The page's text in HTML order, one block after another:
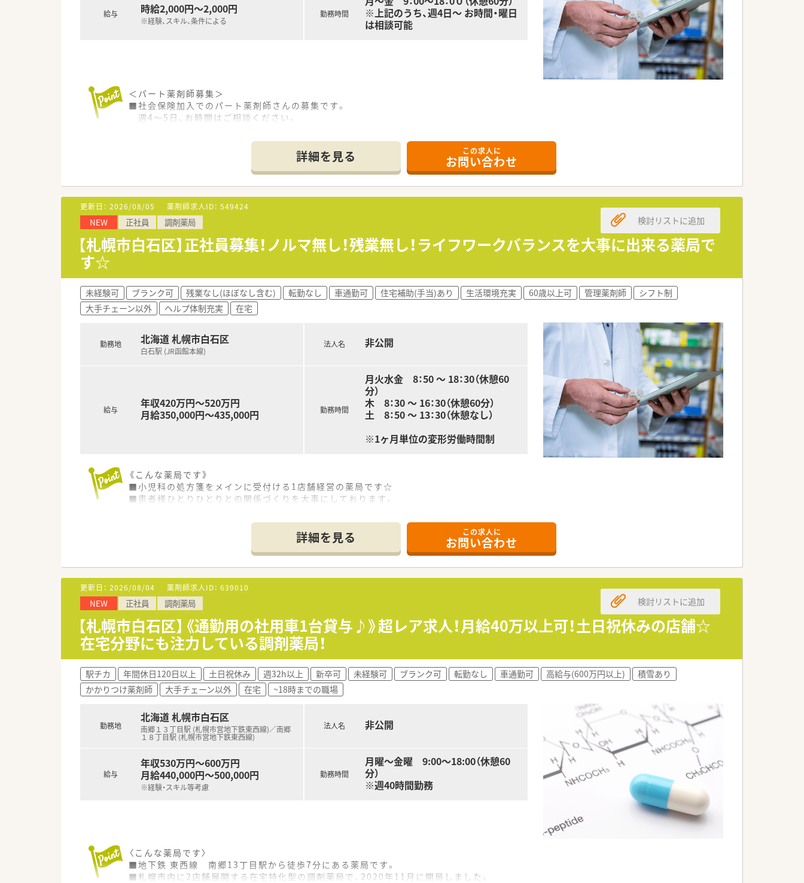
給与 時給2,000円～2,000円
※経験、スキル、条件による
勤務時間
※上記のうち、週4日～ お時間・曜日
は相談可能
＜パート薬剤師募集＞
■社会保険加入でのパート薬剤師さんの募集です。
週4～5日、お時間はご相談ください。
■地下鉄東西線・白石駅より徒歩5分圏内でアクセス良好♪
■札幌市内に3店舗展開されている薬局です。
■地域密着型の薬局なので転居を伴う転勤などの心配もありません。
詳細を見る この求人に
お問い合わせ
更新日： 2026/08/05 薬剤師求人ID： 549424
NEW 正社員 調剤薬局
【札幌市白石区】正社員募集！ノルマ無し！残業無し！ライフワークバランスを大事に出来る薬局で
す☆
検討リストに追加
未経験可 ブランク可 残業なし(ほぼなし含む) 転勤なし 車通勤可 住宅補助(手当)あり 生活環境充実 60歳以上可 管理薬剤師
シフト制
大手チェーン以外
ヘルプ体制充実 在宅
勤務地 北海道 札幌市白石区
白石駅 (JR函館本線)
給与
年収420万円～520万円
月給350,000円～435,000円
法人名 非公開
勤務時間
月火水金 8：50 〜 18：30（休憩60
分）
木 8：30 ～ 16：30（休憩60分）
土 8：50 ～ 13：30（休憩なし）
※1ヶ月単位の変形労働時間制
《こんな薬局です》
■小児科の処方箋をメインに受付ける1店舗経営の薬局です☆
■患者様ひとりひとりとの関係づくりを大事にしております。
■安定して長く働けるようライフワークバランスに配慮した環境を整えています♪
詳細を見る この求人に
お問い合わせ
更新日： 2026/08/04 薬剤師求人ID： 639010
NEW 正社員 調剤薬局
【札幌市白石区】《通勤用の社用車1台貸与♪》超レア求人！月給40万以上可！土日祝休みの店舗☆
在宅分野にも注力している調剤薬局！
検討リストに追加
駅チカ 年間休日120日以上 土日祝休み 週32h以上 新卒可 未経験可 ブランク可 転勤なし 車通勤可 高給与(600万円以上)
積雪あり
かかりつけ薬剤師
大手チェーン以外 在宅 ~18時までの職場
勤務地
北海道 札幌市白石区
南郷１３丁目駅 (札幌市営地下鉄東西線)／南郷
１８丁目駅 (札幌市営地下鉄東西線)
給与
年収530万円～600万円
月給440,000円～500,000円
※経験・スキル等考慮
法人名 非公開
勤務時間
月曜～金曜 9:00～18:00（休憩60
分）
※週40時間勤務
〈こんな薬局です〉
■地下鉄 東西線 南郷13丁目駅から徒歩7分にある薬局です。
■札幌市内に2店舗展開する在宅特化型の調剤薬局で、2020年11月に開局しました。